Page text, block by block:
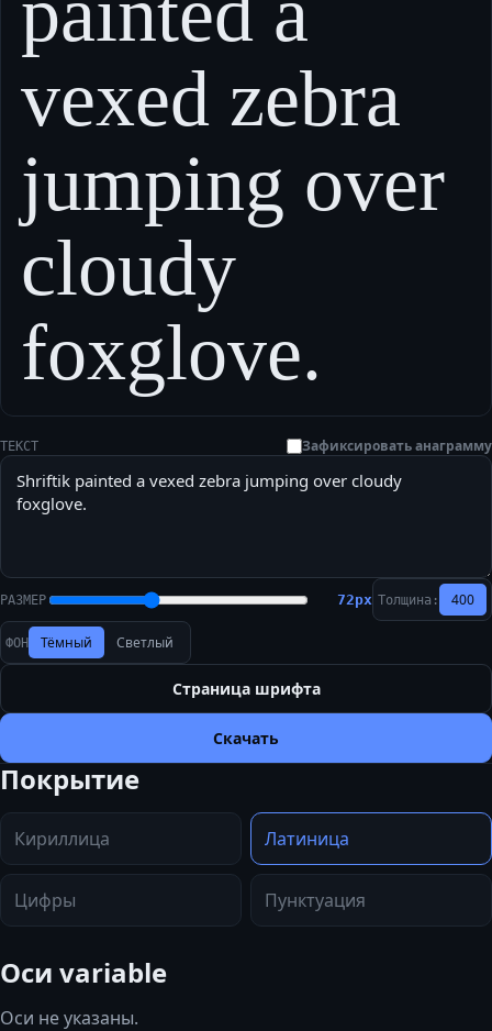
vexed zebra
jumping over
cloudy
foxglove.
ТЕКСТ Зафиксировать анаграмму
РАЗМЕР 72px Толщина: 400
ФОН Тёмный Светлый
Страница шрифта
Скачать
Покрытие
Кириллица Латиница
Цифры Пунктуация
Оси variable
Оси не указаны.